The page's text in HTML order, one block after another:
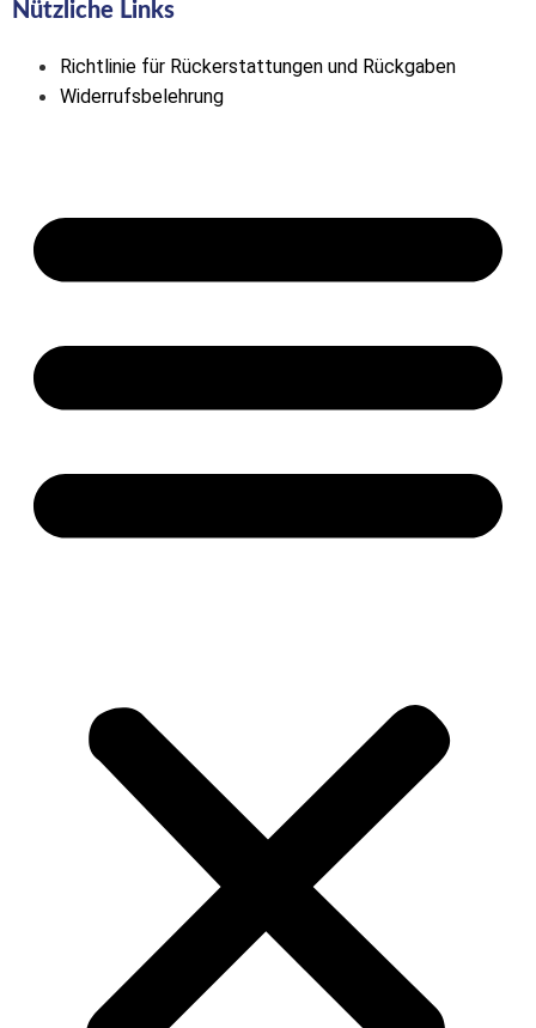
Nützliche Links
Richtlinie für Rückerstattungen und Rückgaben
Widerrufsbelehrung